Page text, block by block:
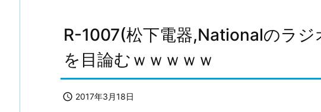
R-1007(松下電器,Nationalのラ
を目論むｗｗｗｗｗ
 2017年3月18日